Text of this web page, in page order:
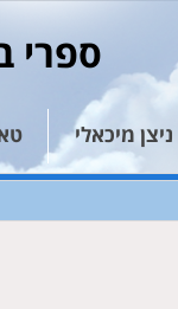
ספרי
ניצן מיכאלי